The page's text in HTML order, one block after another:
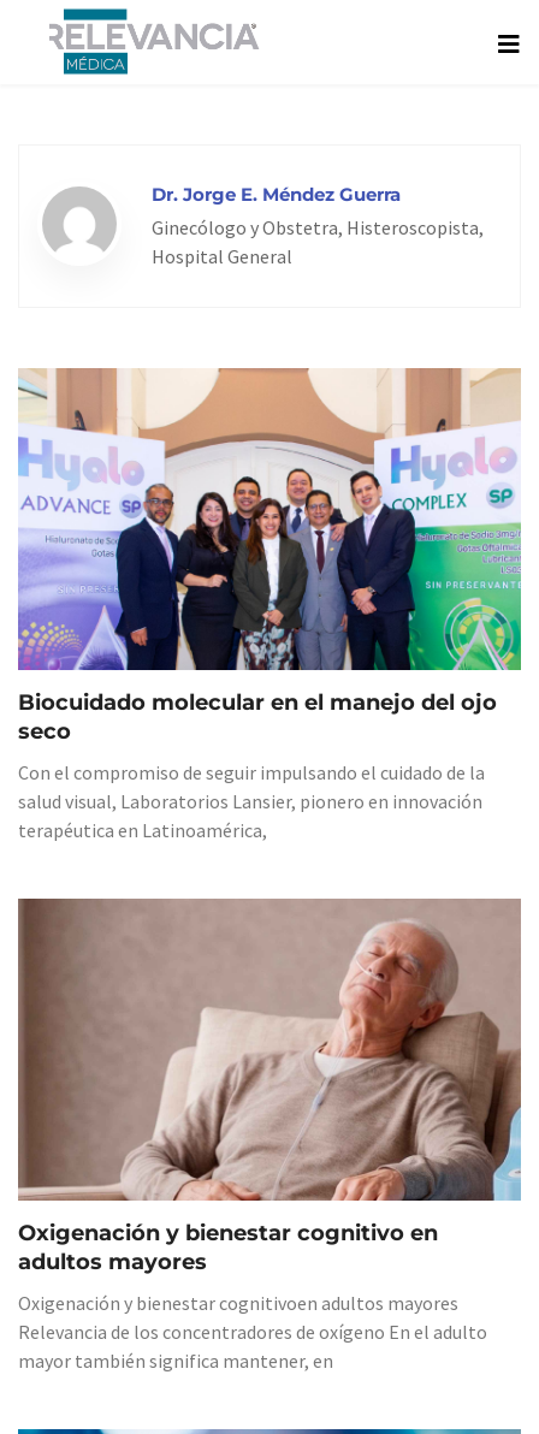
contenido
Dr. Jorge E. Méndez Guerra
Ginecólogo y Obstetra, Histeroscopista,
Hospital General
Biocuidado molecular en el manejo del ojo
seco
Con el compromiso de seguir impulsando el cuidado de la
salud visual, Laboratorios Lansier, pionero en innovación
terapéutica en Latinoamérica,
Oxigenación y bienestar cognitivo en
adultos mayores
Oxigenación y bienestar cognitivoen adultos mayores
Relevancia de los concentradores de oxígeno En el adulto
mayor también significa mantener, en
PagePagePage Page